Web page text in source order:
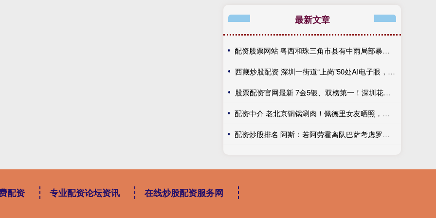
最新文章
配资股票网站 粤西和珠三角市县有中雨局部暴雨！粤东明日将迎大雨到暴雨
西藏炒股配资 深圳一街道“上岗”50处AI电子眼，算出产业与民生双赢账
股票配资官网最新 7金5银、双榜第一！深圳花游省运会展现强劲实力
配资中介 老北京铜锅涮肉！佩德里女友晒照，两人品尝中国美食、游长城
配资炒股排名 阿斯：若阿劳霍离队巴萨考虑罗梅罗 但如果他留队就不会补强防线
配资 专业配资论坛资讯 在线炒股配资服务网